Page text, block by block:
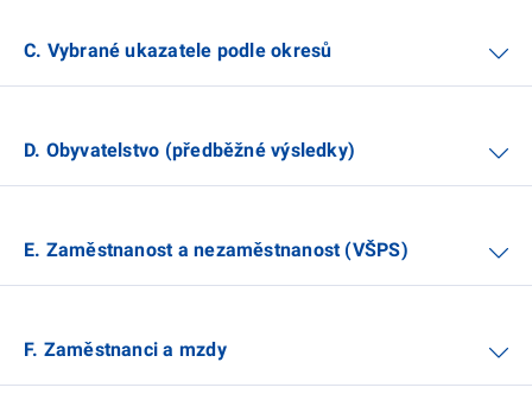
C. Vybrané ukazatele podle okresů
D. Obyvatelstvo (předběžné výsledky)
E. Zaměstnanost a nezaměstnanost (VŠPS)
F. Zaměstnanci a mzdy